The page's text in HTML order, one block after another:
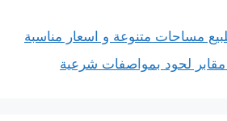
مساحات متنوعة و اسعار مناسبة
مقابر لحود بمواصفات شرعية